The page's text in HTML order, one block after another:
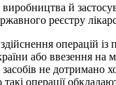
виробництва й
реєстру
операцій із
або ввезення на
не дотримано
операції